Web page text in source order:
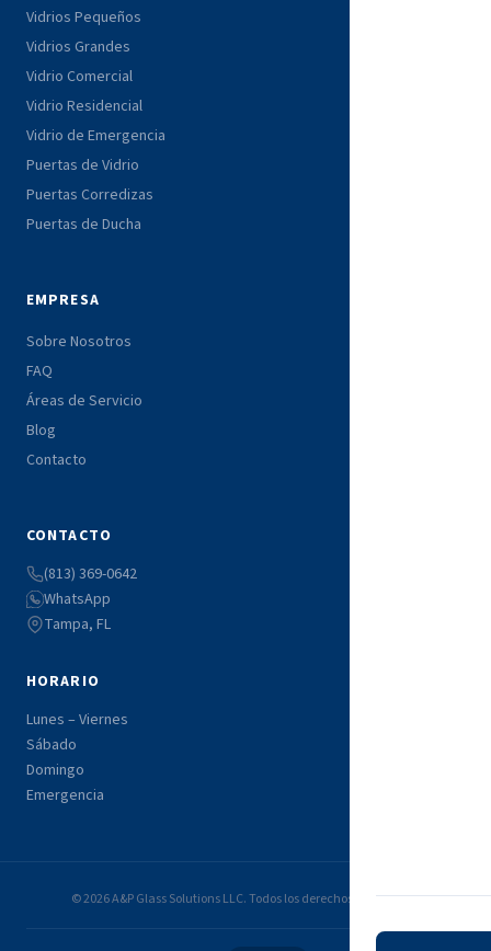
Vidrios Pequeños
Vidrios Grandes
Vidrio Comercial
Vidrio Residencial
Vidrio de Emergencia
Puertas de Vidrio
Puertas Corredizas
Puertas de Ducha
EMPRESA
Sobre Nosotros
FAQ
Áreas de Servicio
Blog
Contacto
CONTACTO
(813) 369-0642
WhatsApp
Tampa, FL
HORARIO
Lunes – Viernes
Sábado
Domingo
Emergencia
© 2026 A&P Glass Solutions LLC. Todos los derechos reservados.